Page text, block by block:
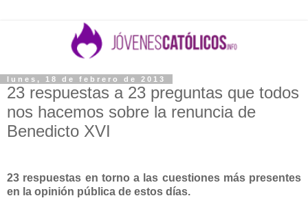
lunes, 18 de febrero de 2013
23 respuestas a 23 preguntas que todos
nos hacemos sobre la renuncia de
Benedicto XVI
23 respuestas en torno a las cuestiones más presentes
en la opinión pública de estos días.